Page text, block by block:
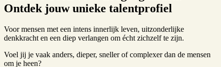
Ontdek jouw unieke talentprofiel
Voor mensen met een intens innerlijk leven, uitzonderlijke
denkkracht en een diep verlangen om écht zichzelf te zijn.
Voel jij je vaak anders, dieper, sneller of complexer dan de mensen
om je heen?